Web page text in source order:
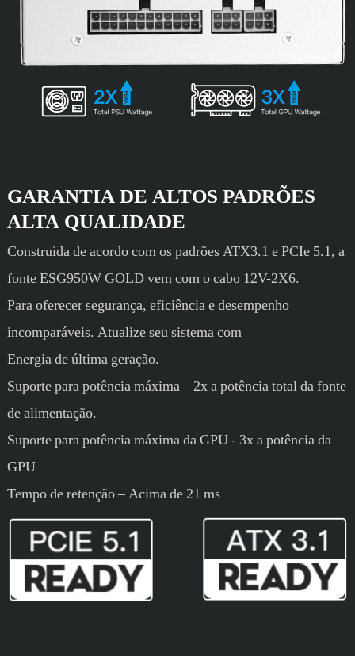
GARANTIA DE ALTOS PADRÕES
ALTA QUALIDADE
Construída de acordo com os padrões ATX3.1 e PCIe 5.1, a
fonte ESG950W GOLD vem com o cabo 12V-2X6.
Para oferecer segurança, eficiência e desempenho
incomparáveis. Atualize seu sistema com
Energia de última geração.
Suporte para potência máxima – 2x a potência total da fonte
de alimentação.
Suporte para potência máxima da GPU - 3x a potência da
GPU
Tempo de retenção – Acima de 21 ms